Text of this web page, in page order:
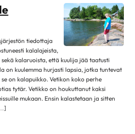
9
8
8
11
tiedottaja
kalalajeista,
kalaruoista, että kuulija jää taatusti
on kuulemma hurjasti lapsia, jotka tuntevat
on kalapuikko. Vetikon koko perhe
tytär. Vetikko on houkuttanut kaksi
mukaan. Ensin kalastetaan ja sitten